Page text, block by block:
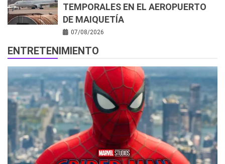
TEMPORALES EN EL AEROPUERTO
DE MAIQUETÍA
07/08/2026
ENTRETENIMIENTO